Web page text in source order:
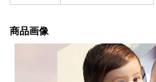
商品画像